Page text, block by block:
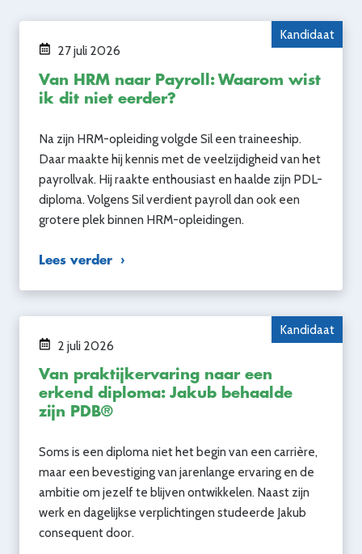
Kandidaat
27 juli 2026
Van HRM naar Payroll: Waarom wist
ik dit niet eerder?
Na zijn HRM-opleiding volgde Sil een traineeship.
Daar maakte hij kennis met de veelzijdigheid van het
payrollvak. Hij raakte enthousiast en haalde zijn PDL-
diploma. Volgens Sil verdient payroll dan ook een
grotere plek binnen HRM-opleidingen.
Lees verder
Kandidaat
2 juli 2026
Van praktijkervaring naar een
erkend diploma: Jakub behaalde
zijn PDB®
Soms is een diploma niet het begin van een carrière,
maar een bevestiging van jarenlange ervaring en de
ambitie om jezelf te blijven ontwikkelen. Naast zijn
werk en dagelijkse verplichtingen studeerde Jakub
consequent door.